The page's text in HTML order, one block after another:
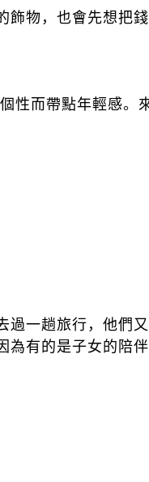
物，也會先想把錢
性而帶點年輕感。
一趟旅行，他們又
有的是子女的陪伴